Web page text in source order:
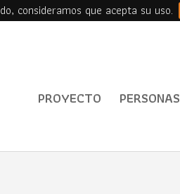
consideramos que acepta su uso.
PROYECTO PERSONAS